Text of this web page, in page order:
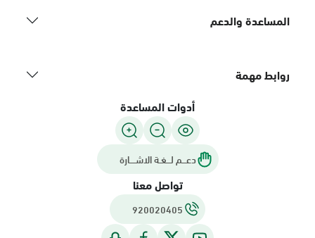
المساعدة والدعم
روابط مهمة
أدوات المساعدة
دعـــم لـــغـة الاشــــارة
تواصل معنا
920020405